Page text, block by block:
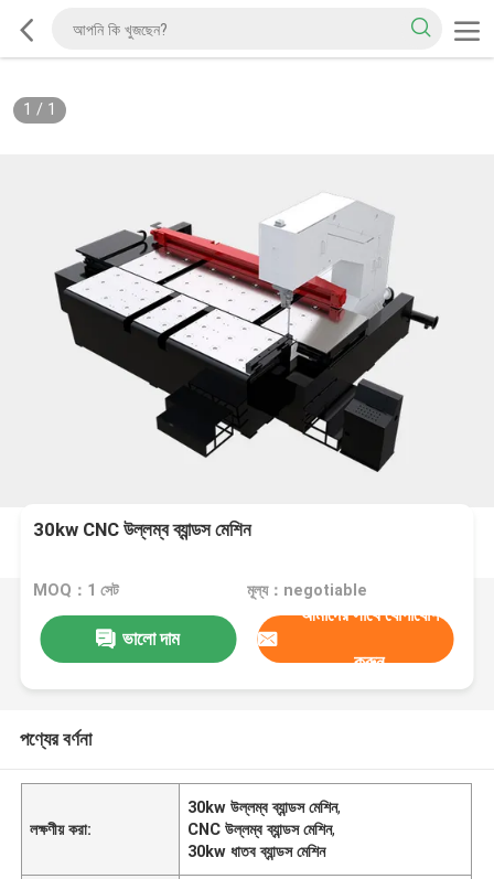
1 / 1
30kw CNC উল্লম্ব ব্যান্ডস মেশিন
MOQ：1 সেট মূল্য：negotiable
ভালো দাম
আমাদের সাথে যোগাযোগ
করুন
পণ্যের বর্ণনা
লক্ষণীয় করা:
30kw উল্লম্ব ব্যান্ডস মেশিন,
CNC উল্লম্ব ব্যান্ডস মেশিন,
30kw ধাতব ব্যান্ডস মেশিন